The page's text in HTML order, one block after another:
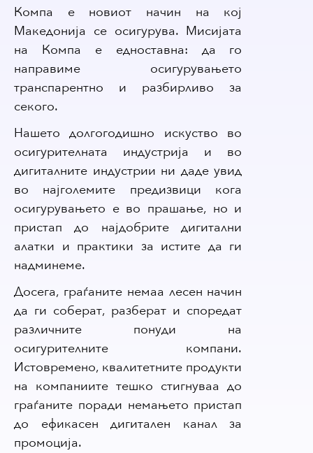
Компа е новиот начин на кој
Македонија се осигурува. Мисијата
на Компа е едноставна: да го
направиме осигурувањето
транспарентно и разбирливо за
секого.
Нашето долгогодишно искуство во
осигурителната индустрија и во
дигиталните индустрии ни даде увид
во најголемите предизвици кога
осигурувањето е во прашање, но и
пристап до најдобрите дигитални
алатки и практики за истите да ги
надминеме.
Досега, граѓаните немаа лесен начин
да ги соберат, разберат и споредат
различните понуди на
осигурителните компани.
Истовремено, квалитетните продукти
на компаниите тешко стигнуваа до
граѓаните поради немањето пристап
до ефикасен дигитален канал за
промоција.